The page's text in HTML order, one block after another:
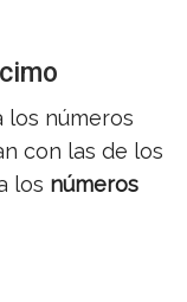
los números
con las de los
los números